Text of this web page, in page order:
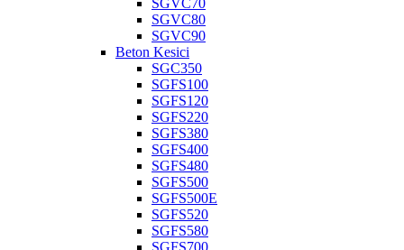
SGVC70
SGVC80
SGVC90
Beton Kesici
SGC350
SGFS100
SGFS120
SGFS220
SGFS380
SGFS400
SGFS480
SGFS500
SGFS500E
SGFS520
SGFS580
SGFS700